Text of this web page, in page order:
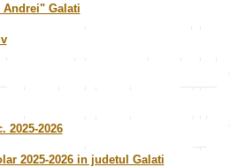
Galati
2026
2025-2026 in judetul Galati